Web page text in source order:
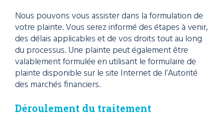
Nous pouvons vous assister dans la formulation de
votre plainte. Vous serez informé des étapes à venir,
des délais applicables et de vos droits tout au long
du processus. Une plainte peut également être
valablement formulée en utilisant le formulaire de
plainte disponible sur le site Internet de l’Autorité
des marchés financiers.
Déroulement du traitement